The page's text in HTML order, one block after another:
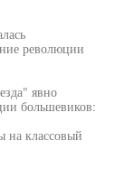
революции
явно
большевиков:
на классовый